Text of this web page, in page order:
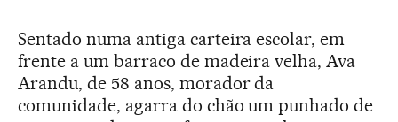
Sentado numa antiga carteira escolar, em
frente a um barraco de madeira velha, Ava
Arandu, de 58 anos, morador da
comunidade, agarra do chão um punhado de